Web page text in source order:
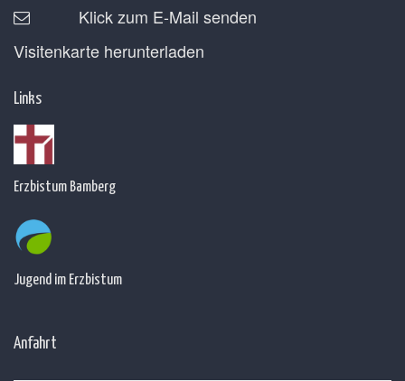
Klick zum E-Mail senden
Visitenkarte herunterladen
Links
Erzbistum Bamberg
Jugend im Erzbistum
Anfahrt